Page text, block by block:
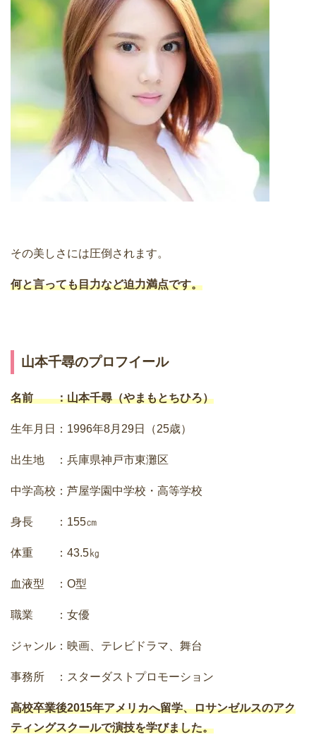
その美しさには圧倒されます。
何と言っても目力など迫力満点です。
山本千尋のプロフイール
名前 ：山本千尋（やまもとちひろ）
生年月日：1996年8月29日（25歳）
出生地 ：兵庫県神戸市東灘区
中学高校：芦屋学園中学校・高等学校
身長 ：155㎝
体重 ：43.5㎏
血液型 ：O型
職業 ：女優
ジャンル：映画、テレビドラマ、舞台
事務所 ：スターダストプロモーション
高校卒業後2015年アメリカへ留学、ロサンゼルスのアク
ティングスクールで演技を学びました。